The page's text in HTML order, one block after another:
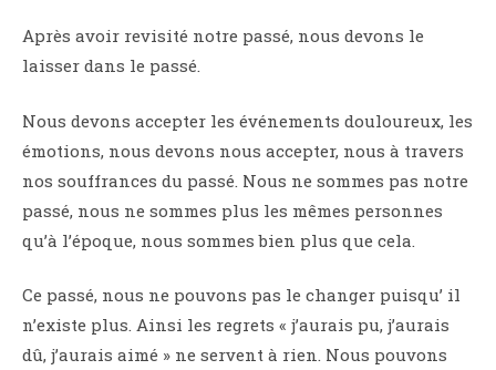
Après avoir revisité notre passé, nous devons le
laisser dans le passé.
Nous devons accepter les événements douloureux, les
émotions, nous devons nous accepter, nous à travers
nos souffrances du passé. Nous ne sommes pas notre
passé, nous ne sommes plus les mêmes personnes
qu’à l’époque, nous sommes bien plus que cela.
Ce passé, nous ne pouvons pas le changer puisqu’ il
n’existe plus. Ainsi les regrets « j’aurais pu, j’aurais
dû, j’aurais aimé » ne servent à rien. Nous pouvons